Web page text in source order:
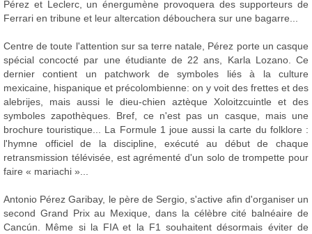
Pérez et Leclerc, un énergumène provoquera des supporteurs de
Ferrari en tribune et leur altercation débouchera sur une bagarre...
Centre de toute l'attention sur sa terre natale, Pérez porte un casque
spécial concocté par une étudiante de 22 ans, Karla Lozano. Ce
dernier contient un patchwork de symboles liés à la culture
mexicaine, hispanique et précolombienne: on y voit des frettes et des
alebrijes, mais aussi le dieu-chien aztèque Xoloitzcuintle et des
symboles zapothèques. Bref, ce n'est pas un casque, mais une
brochure touristique... La Formule 1 joue aussi la carte du folklore :
l'hymne officiel de la discipline, exécuté au début de chaque
retransmission télévisée, est agrémenté d'un solo de trompette pour
faire « mariachi »...
Antonio Pérez Garibay, le père de Sergio, s'active afin d'organiser un
second Grand Prix au Mexique, dans la célèbre cité balnéaire de
Cancún. Même si la FIA et la F1 souhaitent désormais éviter de